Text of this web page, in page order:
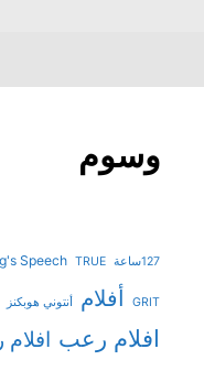
وسوم
127ساعة Speech TRUE
GRIT أفلام أنتوني هوبكنز
افلام رعب